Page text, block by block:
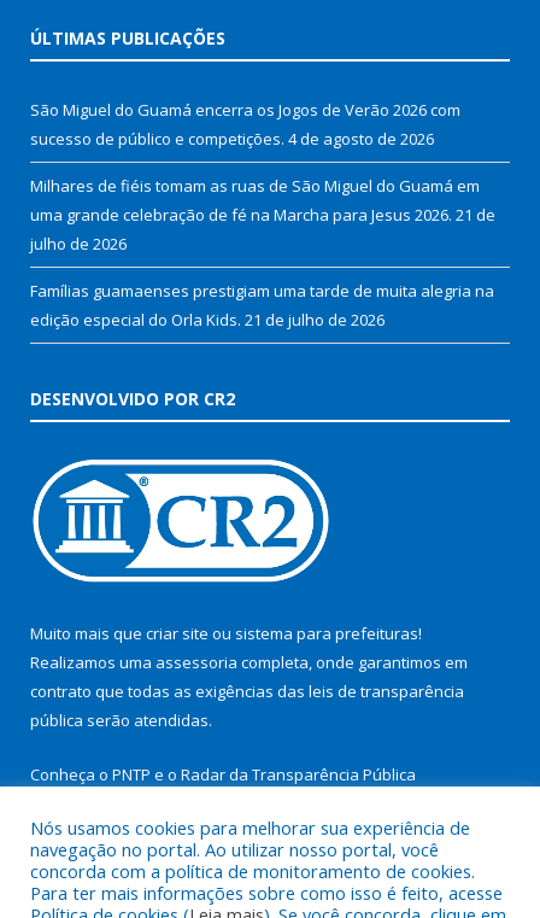
ÚLTIMAS PUBLICAÇÕES
São Miguel do Guamá encerra os Jogos de Verão 2026 com
sucesso de público e competições. 4 de agosto de 2026
Milhares de fiéis tomam as ruas de São Miguel do Guamá em
uma grande celebração de fé na Marcha para Jesus 2026. 21 de
julho de 2026
Famílias guamaenses prestigiam uma tarde de muita alegria na
edição especial do Orla Kids. 21 de julho de 2026
DESENVOLVIDO POR CR2
Muito mais que criar site ou sistema para prefeituras!
Realizamos uma assessoria completa, onde garantimos em
contrato que todas as exigências das leis de transparência
pública serão atendidas.
Conheça o PNTP e o Radar da Transparência Pública
Todos os direitos reservados a Prefeitura Municipal de São
Nós usamos cookies para melhorar sua experiência de
navegação no portal. Ao utilizar nosso portal, você
concorda com a política de monitoramento de cookies.
Para ter mais informações sobre como isso é feito, acesse